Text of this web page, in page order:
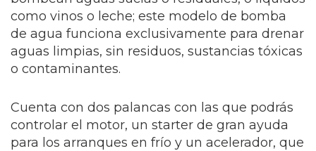
como vinos o leche; este modelo de bomba
de agua funciona exclusivamente para drenar
aguas limpias, sin residuos, sustancias tóxicas
o contaminantes.
Cuenta con dos palancas con las que podrás
controlar el motor, un starter de gran ayuda
para los arranques en frío y un acelerador, que